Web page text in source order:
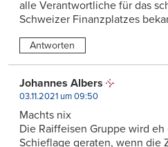
alle Verantwortliche für das
Schweizer Finanzplatzes
Antworten
Johannes Albers
03.11.2021 um 09:50
Machts nix
Die Raiffeisen Gruppe wird eh
Schieflage geraten, wenn die